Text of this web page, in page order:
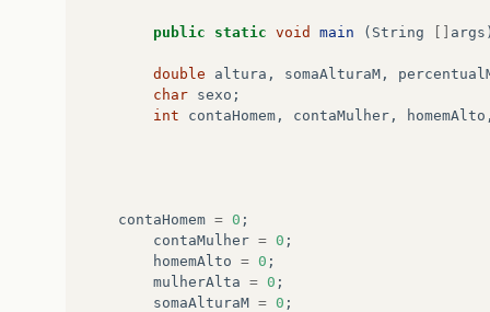
public static void main ( String [] args
double altura , somaAlturaM ,
char sexo ;
int
contaHomem , contaMulher , homemAlto
contaHomem = 0 ;
contaMulher = 0 ;
homemAlto = 0 ;
mulherAlta = 0 ;
somaAlturaM = 0 ;